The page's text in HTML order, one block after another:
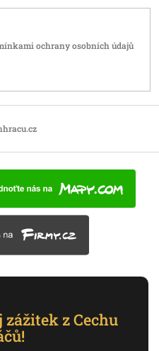
ochrany osobních údajů
zážitek z Cechu